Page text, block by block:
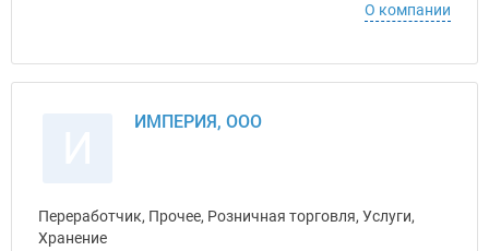
О компании
ИМПЕРИЯ, ООО
Переработчик, Прочее, Розничная торговля, Услуги,
Хранение